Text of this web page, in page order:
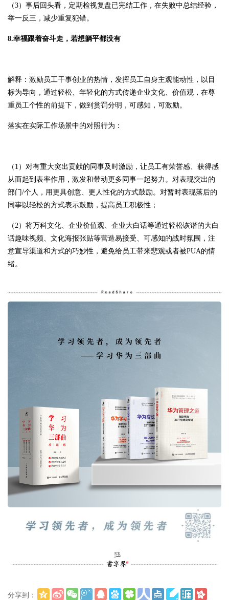
（3）事后回头看，定期检视复盘已完结工作，在失败中总结经验，
举一反三，减少重复犯错。
8.幸福跟着奋斗走，若想躺平都没有
解释：激励员工干事创业的热情，发挥员工自身主观能动性，以目
标为导向，通过轻松、年轻化的方式传递企业文化、价值观，在尊
重员工个性的前提下，做到赏罚分明，可感知，可激励。
落实在实际工作场景中的对照行为：
（1）对有重大突出贡献的同事及时激励，让员工有荣誉感、获得感
从而起到表率作用，激发和带动更多同事一起努力。对表现突出的
部门/个人，用更具创意、更人性化的方式鼓励。对暂时表现落后的
同事以轻松的方式表示鼓励，提高员工积极性；
（2）将万科文化、企业价值观、企业大白话等通过轻松诙谐的大白
话趣味视频、文化海报张贴等营造易接受、可感知的战时氛围，注
意宣导渠道和方式的巧妙性，避免给员工带来悲观或者被PUA的情
绪。
分享到：